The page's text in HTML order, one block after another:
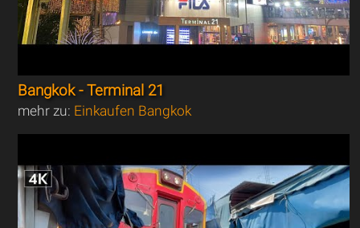
Bangkok - Terminal 21
mehr zu: Einkaufen Bangkok